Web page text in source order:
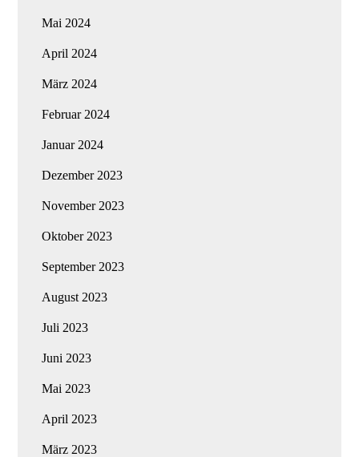
Mai 2024
April 2024
März 2024
Februar 2024
Januar 2024
Dezember 2023
November 2023
Oktober 2023
September 2023
August 2023
Juli 2023
Juni 2023
Mai 2023
April 2023
März 2023